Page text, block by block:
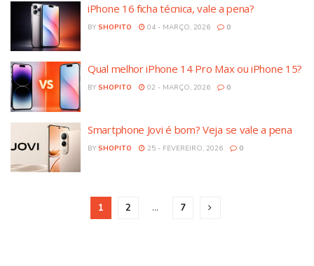
iPhone 16 ficha técnica, vale a pena?
BY SHOPITO 04 - MARÇO, 2026 0
Qual melhor iPhone 14 Pro Max ou iPhone 15?
BY SHOPITO 02 - MARÇO, 2026 0
Smartphone Jovi é bom? Veja se vale a pena
BY SHOPITO 25 - FEVEREIRO, 2026 0
1 2 … 7